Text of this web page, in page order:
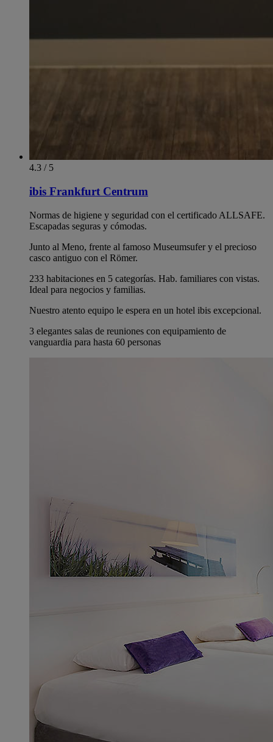
4.3 / 5
ibis Frankfurt Centrum
Normas de higiene y seguridad con el certificado ALLSAFE.
Escapadas seguras y cómodas.
Junto al Meno, frente al famoso Museumsufer y el precioso
casco antiguo con el Römer.
233 habitaciones en 5 categorías. Hab. familiares con vistas.
Ideal para negocios y familias.
Nuestro atento equipo le espera en un hotel ibis excepcional.
3 elegantes salas de reuniones con equipamiento de
vanguardia para hasta 60 personas